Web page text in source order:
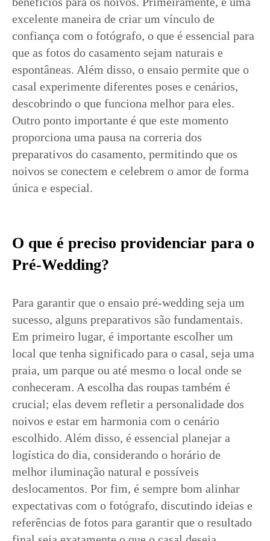
excelente maneira de criar um vínculo de
confiança com o fotógrafo, o que é essencial para
que as fotos do casamento sejam naturais e
espontâneas. Além disso, o ensaio permite que o
casal experimente diferentes poses e cenários,
descobrindo o que funciona melhor para eles.
Outro ponto importante é que este momento
proporciona uma pausa na correria dos
preparativos do casamento, permitindo que os
noivos se conectem e celebrem o amor de forma
única e especial.
O que é preciso providenciar para o
Pré-Wedding?
Para garantir que o ensaio pré-wedding seja um
sucesso, alguns preparativos são fundamentais.
Em primeiro lugar, é importante escolher um
local que tenha significado para o casal, seja uma
praia, um parque ou até mesmo o local onde se
conheceram. A escolha das roupas também é
crucial; elas devem refletir a personalidade dos
noivos e estar em harmonia com o cenário
escolhido. Além disso, é essencial planejar a
logística do dia, considerando o horário de
melhor iluminação natural e possíveis
deslocamentos. Por fim, é sempre bom alinhar
expectativas com o fotógrafo, discutindo ideias e
referências de fotos para garantir que o resultado